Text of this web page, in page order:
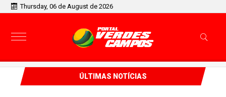
Thursday, 06 de August de 2026
ÚLTIMAS NOTÍCIAS